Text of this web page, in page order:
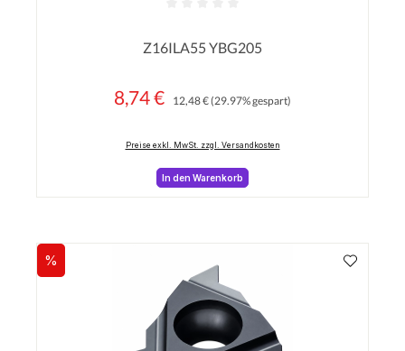
Z16ILA55 YBG205
Verkaufspreis:
8,74 € 12,48 €(29.97% gespart)
Preise exkl. MwSt. zzgl. Versandkosten
In den Warenkorb
Rabatt
%